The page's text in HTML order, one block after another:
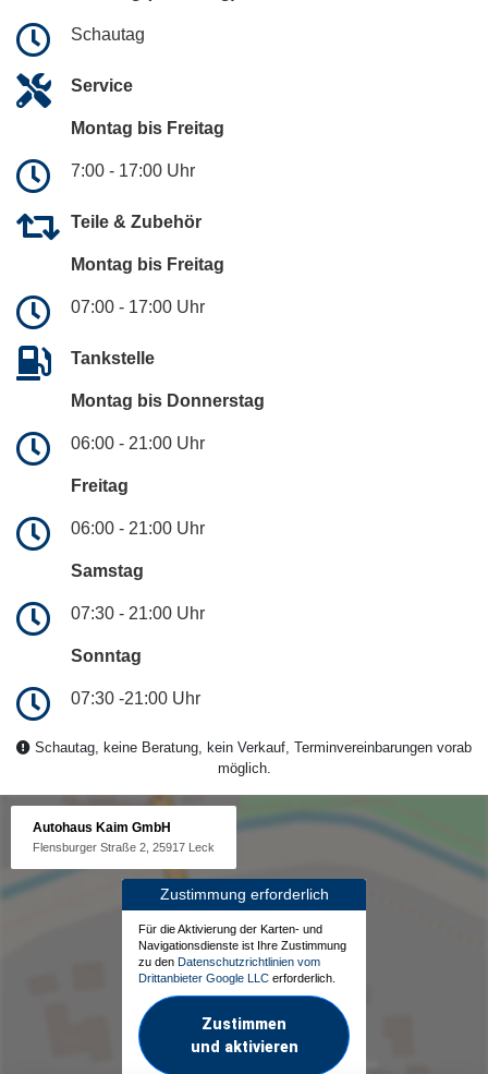
Schautag
Service
Montag bis Freitag
7:00 - 17:00 Uhr
Teile & Zubehör
Montag bis Freitag
07:00 - 17:00 Uhr
Tankstelle
Montag bis Donnerstag
06:00 - 21:00 Uhr
Freitag
06:00 - 21:00 Uhr
Samstag
07:30 - 21:00 Uhr
Sonntag
07:30 -21:00 Uhr
Schautag, keine Beratung, kein Verkauf, Terminvereinbarungen vorab
möglich.
Autohaus Kaim GmbH
Flensburger Straße 2, 25917 Leck
Zustimmung erforderlich
Für die Aktivierung der Karten- und
Navigationsdienste ist Ihre Zustimmung
zu den Datenschutzrichtlinien vom
Drittanbieter Google LLC erforderlich.
Zustimmen
und aktivieren